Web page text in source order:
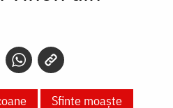
Sfinte moaște